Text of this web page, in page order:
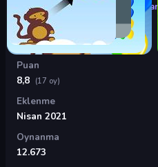
Oyunlar ›Balon Patlatma Oyunları
Renkli Toplar
Puan
8,8 (17 oy)
Eklenme
Nisan 2021
Oynanma
12.673